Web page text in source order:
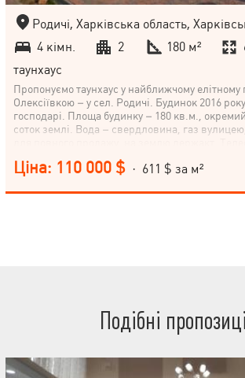
Родичі, Харківська область,
4 кімн.
2 180 м²
таунхаус
Пропонуємо таунхаус у найближчому елітному
Олексіївкою – у сел. Родичі. Будинок 2016
господарі. Площа будинку – 180 кв.м., окремий
соток землі. Вода – свердловина, газ
Ціна: 110 000 $ · 611 $ за м²
Подібні